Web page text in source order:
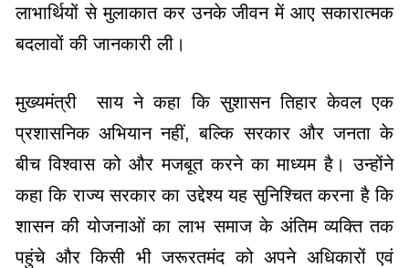
लाभार्थियों से मुलाकात कर उनके जीवन में आए सकारात्मक
बदलावों की जानकारी ली।
मुख्यमंत्री साय ने कहा कि सुशासन तिहार केवल एक
प्रशासनिक अभियान नहीं, बल्कि सरकार और जनता के
बीच विश्वास को और मजबूत करने का माध्यम है। उन्होंने
कहा कि राज्य सरकार का उद्देश्य यह सुनिश्चित करना है कि
शासन की योजनाओं का लाभ समाज के अंतिम व्यक्ति तक
पहुंचे और किसी भी जरूरतमंद को अपने अधिकारों एवं